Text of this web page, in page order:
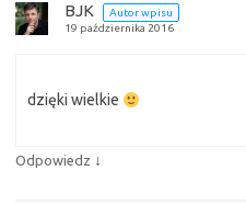
BJK
Autor wpisu
19 października 2016
dzięki wielkie
Odpowiedz ↓